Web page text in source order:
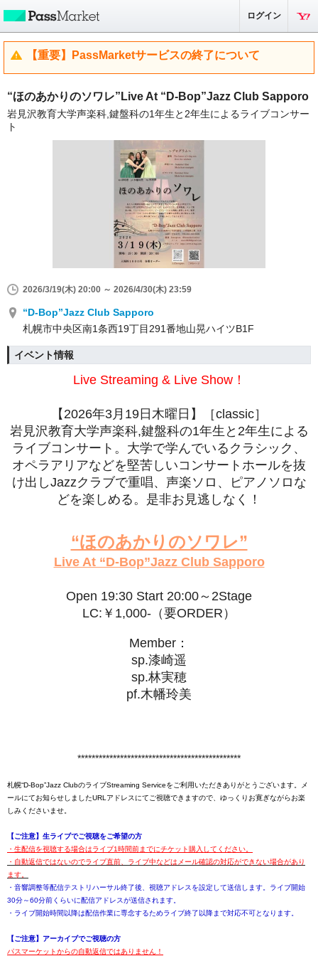
ログイン
【重要】PassMarketサービスの終了について
“ほのあかりのソワレ”Live At “D-Bop”Jazz Club Sapporo
岩見沢教育大学声楽科,鍵盤科の1年生と2年生によるライブコンサー
ト
2026/3/19(木) 20:00 ～ 2026/4/30(木) 23:59
“D-Bop”Jazz Club Sapporo
札幌市中央区南1条西19丁目291番地山晃ハイツB1F
イベント情報
Live Streaming & Live Show！
【2026年3月19日木曜日】［classic］
岩見沢教育大学声楽科,鍵盤科の1年生と2年生による
ライブコンサート。大学で学んでいるクラシック、
オペラアリアなどを堅苦しいコンサートホールを抜
け出しJazzクラブで重唱、声楽ソロ、ピアノソロな
どを楽しめる。是非お見逃しなく！
“ほのあかりのソワレ”
Live At “D-Bop”Jazz Club Sapporo
Open 19:30 Start 20:00～2Stage
LC:￥1,000-（要ORDER）
Member：
sp.漆崎遥
sp.林実穂
pf.木幡玲美
**********************************************
札幌“D-Bop”Jazz ClubのライブStreaming Serviceをご利用いただきありがとうございます。メ
ールにてお知らせしましたURLアドレスにてご視聴できますので、ゆっくりお寛ぎながらお楽
しみくださいませ。
【ご注意】生ライブでご視聴をご希望の方
・生配信を視聴する場合はライブ1時間前までにチケット購入してください。
・自動返信ではないのでライブ直前、ライブ中などはメール確認の対応ができない場合があり
ます。
・音響調整等配信テストリハーサル終了後、視聴アドレスを設定して送信します。ライブ開始
30分～60分前くらいに配信アドレスが送信されます。
・ライブ開始時間以降は配信作業に専念するためライブ終了以降まで対応不可となります。
【ご注意】アーカイブでご視聴の方
パスマーケットからの自動返信ではありません！